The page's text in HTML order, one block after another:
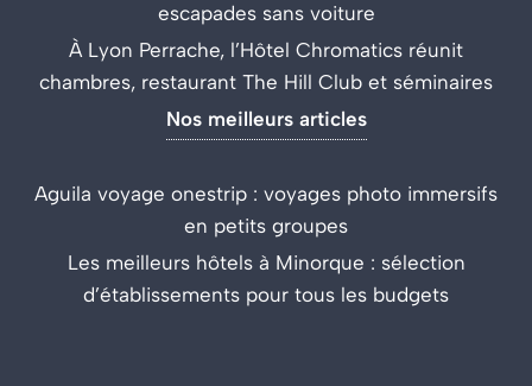
escapades sans voiture
À Lyon Perrache, l’Hôtel Chromatics réunit
chambres, restaurant The Hill Club et séminaires
Nos meilleurs articles
Aguila voyage onestrip : voyages photo immersifs
en petits groupes
Les meilleurs hôtels à Minorque : sélection
d’établissements pour tous les budgets